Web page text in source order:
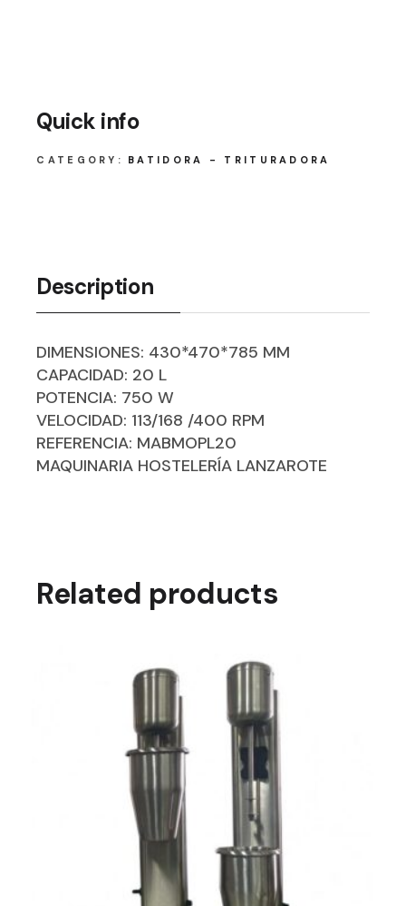
Quick info
CATEGORY: BATIDORA - TRITURADORA
Description
DIMENSIONES: 430*470*785 MM
CAPACIDAD: 20 L
POTENCIA: 750 W
VELOCIDAD: 113/168 /400 RPM
REFERENCIA: MABMOPL20
MAQUINARIA HOSTELERÍA LANZAROTE
Related products